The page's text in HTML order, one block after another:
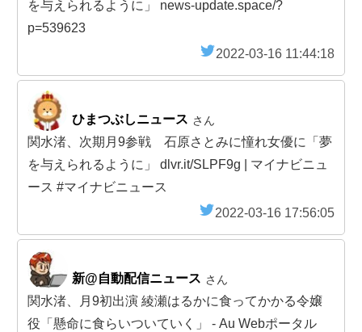
を与えられるように」 news-update.space/?
p=539623
2022-03-16 11:44:18
ひまつぶしニュース さん
関水渚、次期月9参戦 石原さとみに憧れ女優に「夢
を与えられるように」 dlvr.it/SLPF9g | マイナビニュ
ース #マイナビニュース
2022-03-16 17:56:05
新@自動配信ニュース さん
関水渚、月9初出演 綾瀬はるかに食ってかかる令嬢
役「懸命に食らいついていく」 - Au Webポータル